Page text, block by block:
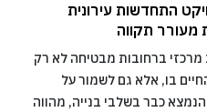
התחדשות עירונית
מעורר תקווה
מרכזי ברחובות מבטיחה לא רק
בו, אלא גם לשמור על
כבר בשלבי בנייה, מהווה